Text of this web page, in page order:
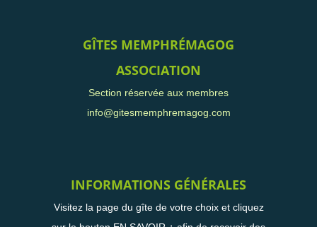
GÎTES MEMPHRÉMAGOG
ASSOCIATION
Section réservée aux membres
info@gitesmemphremagog.com
INFORMATIONS GÉNÉRALES
Visitez la page du gîte de votre choix et cliquez